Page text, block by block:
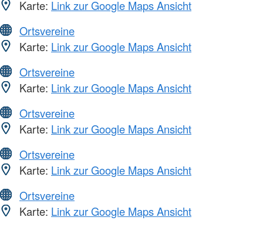
Karte: Link zur Google Maps Ansicht
Ortsvereine
Karte: Link zur Google Maps Ansicht
Ortsvereine
Karte: Link zur Google Maps Ansicht
Ortsvereine
Karte: Link zur Google Maps Ansicht
Ortsvereine
Karte: Link zur Google Maps Ansicht
Ortsvereine
Karte: Link zur Google Maps Ansicht